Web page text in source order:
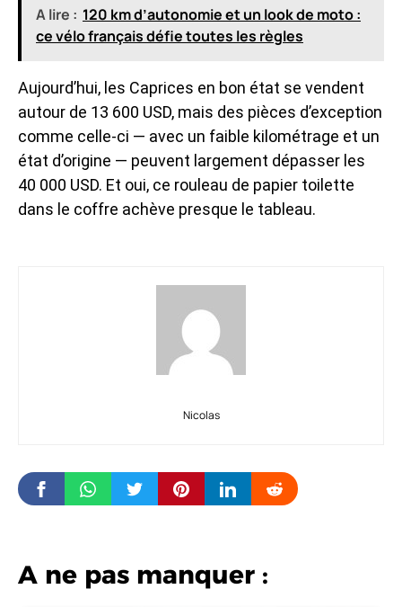
A lire : 120 km d’autonomie et un look de moto :
ce vélo français défie toutes les règles
Aujourd’hui, les Caprices en bon état se vendent
autour de 13 600 USD, mais des pièces d’exception
comme celle-ci — avec un faible kilométrage et un
état d’origine — peuvent largement dépasser les
40 000 USD. Et oui, ce rouleau de papier toilette
dans le coffre achève presque le tableau.
Nicolas
A ne pas manquer :